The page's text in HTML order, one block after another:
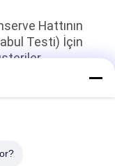
Hattının
Testi) İçin